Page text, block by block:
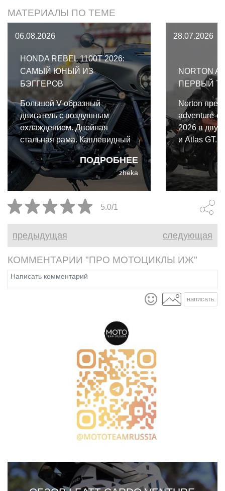
МАТЕРИАЛЫ ПО ТЕМЕ
06.08.2026
HONDA REBEL 1100T 2026:
САМЫЙ ЮНЫЙ ИЗ
БЭГГЕРОВ
ПОДРОБНЕЕ
Большой V-образный
двигатель с воздушным
охлаждением. Двойная
стальная рама. Каплевидный
бензобак. Штанги толкателей.
Оребрение цилиндров.
Платформы для ног. И,
конечно, мощная
аудиосистема. Таков
традиционный портрет
классического бэггера. Именно
таким Honda Rebel 1100T 2026
не является ни на йоту.
zheka
28.07.2026
NORTON
ПЕРВЫЙ
Norton
adventure-
2026 в двух
и Atlas GT.
одной
важными
5.0/1
предыдущая следующая
КОММЕНТАРИИ "ПРО МОТОЦИКЛЫ ИЖ"
написать